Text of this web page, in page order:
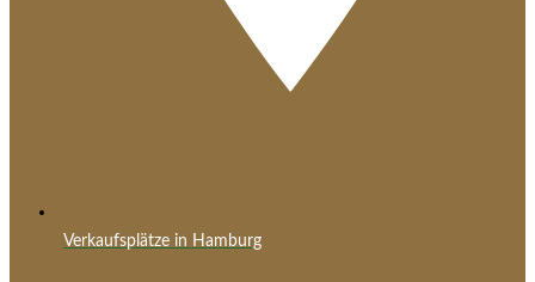
Verkaufsplätze in Hamburg